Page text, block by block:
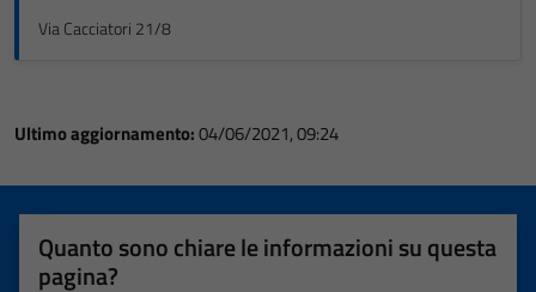
Via Cacciatori 21/8
Ultimo aggiornamento:04/06/2021, 09:24
Quanto sono chiare le informazioni su questa
pagina?